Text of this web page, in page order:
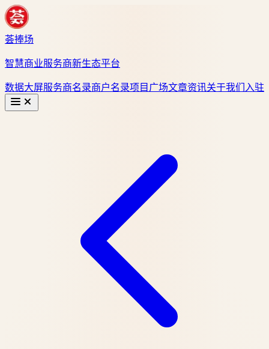
荟捧场
智慧商业服务商新生态平台
数据大屏服务商名录商户名录项目广场文章资讯关于我们 入驻